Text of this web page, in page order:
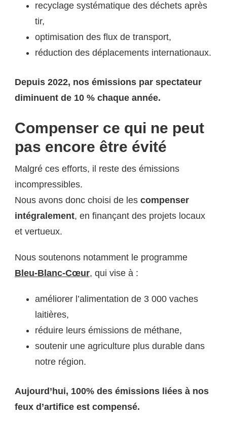
recyclage systématique des déchets après
tir,
optimisation des flux de transport,
réduction des déplacements internationaux.
Depuis 2022, nos émissions par spectateur
diminuent de 10 % chaque année.
Compenser ce qui ne peut
pas encore être évité
Malgré ces efforts, il reste des émissions
incompressibles.
Nous avons donc choisi de les compenser
intégralement, en finançant des projets locaux
et vertueux.
Nous soutenons notamment le programme
Bleu-Blanc-Cœur, qui vise à :
améliorer l’alimentation de 3 000 vaches
laitières,
réduire leurs émissions de méthane,
soutenir une agriculture plus durable dans
notre région.
Aujourd’hui, 100% des émissions liées à nos
feux d’artifice est compensé.